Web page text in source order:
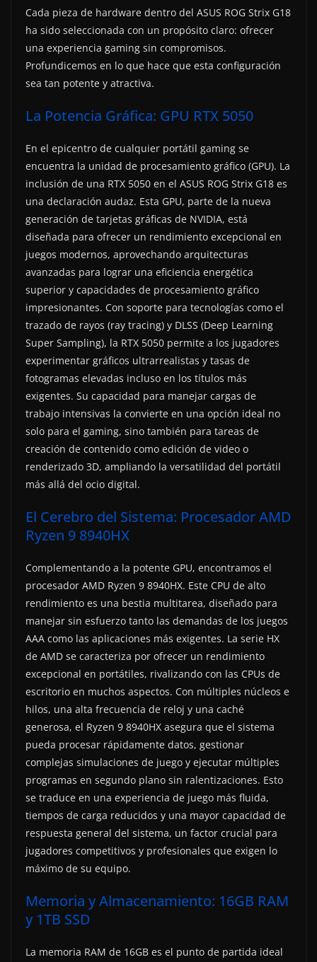
Cada pieza de hardware dentro del ASUS ROG Strix G18
ha sido seleccionada con un propósito claro: ofrecer
una experiencia gaming sin compromisos.
Profundicemos en lo que hace que esta configuración
sea tan potente y atractiva.
La Potencia Gráfica: GPU RTX 5050
En el epicentro de cualquier portátil gaming se
encuentra la unidad de procesamiento gráfico (GPU). La
inclusión de una RTX 5050 en el ASUS ROG Strix G18 es
una declaración audaz. Esta GPU, parte de la nueva
generación de tarjetas gráficas de NVIDIA, está
diseñada para ofrecer un rendimiento excepcional en
juegos modernos, aprovechando arquitecturas
avanzadas para lograr una eficiencia energética
superior y capacidades de procesamiento gráfico
impresionantes. Con soporte para tecnologías como el
trazado de rayos (ray tracing) y DLSS (Deep Learning
Super Sampling), la RTX 5050 permite a los jugadores
experimentar gráficos ultrarrealistas y tasas de
fotogramas elevadas incluso en los títulos más
exigentes. Su capacidad para manejar cargas de
trabajo intensivas la convierte en una opción ideal no
solo para el gaming, sino también para tareas de
creación de contenido como edición de video o
renderizado 3D, ampliando la versatilidad del portátil
más allá del ocio digital.
El Cerebro del Sistema: Procesador AMD
Ryzen 9 8940HX
Complementando a la potente GPU, encontramos el
procesador AMD Ryzen 9 8940HX. Este CPU de alto
rendimiento es una bestia multitarea, diseñado para
manejar sin esfuerzo tanto las demandas de los juegos
AAA como las aplicaciones más exigentes. La serie HX
de AMD se caracteriza por ofrecer un rendimiento
excepcional en portátiles, rivalizando con las CPUs de
escritorio en muchos aspectos. Con múltiples núcleos e
hilos, una alta frecuencia de reloj y una caché
generosa, el Ryzen 9 8940HX asegura que el sistema
pueda procesar rápidamente datos, gestionar
complejas simulaciones de juego y ejecutar múltiples
programas en segundo plano sin ralentizaciones. Esto
se traduce en una experiencia de juego más fluida,
tiempos de carga reducidos y una mayor capacidad de
respuesta general del sistema, un factor crucial para
jugadores competitivos y profesionales que exigen lo
máximo de su equipo.
Memoria y Almacenamiento: 16GB RAM
y 1TB SSD
La memoria RAM de 16GB es el punto de partida ideal